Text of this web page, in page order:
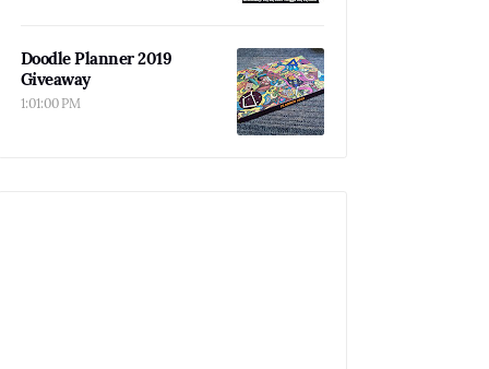
Doodle Planner 2019
Giveaway
1:01:00 PM